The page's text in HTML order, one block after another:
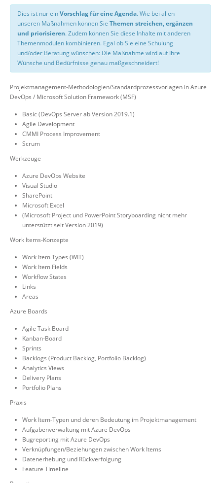
Dies ist nur einVorschlag für eine Agenda. Wie bei allen
unseren Maßnahmen können Sie Themen streichen, ergänzen
und priorisieren. Zudem können Sie diese Inhalte mit anderen
Themenmodulen kombinieren. Egal ob Sie eine Schulung
und/oder Beratung wünschen: Die Maßnahme wird auf Ihre
Wünsche und Bedürfnisse genau maßgeschneidert!
Projektmanagement-Methodologien/Standardprozessvorlagen in Azure
DevOps / Microsoft Solution Framework (MSF)
Basic (DevOps Server ab Version 2019.1)
Agile Development
CMMI Process Improvement
Scrum
Werkzeuge
Azure DevOps Website
Visual Studio
SharePoint
Microsoft Excel
(Microsoft Project und PowerPoint Storyboarding nicht mehr
unterstützt seit Version 2019)
Work Items-Konzepte
Work Item Types (WIT)
Work Item Fields
Workflow States
Links
Areas
Azure Boards
Agile Task Board
Kanban-Board
Sprints
Backlogs (Product Backlog, Portfolio Backlog)
Analytics Views
Delivery Plans
Portfolio Plans
Praxis
Work Item-Typen und deren Bedeutung im Projektmanagement
Aufgabenverwaltung mit Azure DevOps
Bugreporting mit Azure DevOps
Verknüpfungen/Beziehungen zwischen Work Items
Datenerhebung und Rückverfolgung
Feature Timeline